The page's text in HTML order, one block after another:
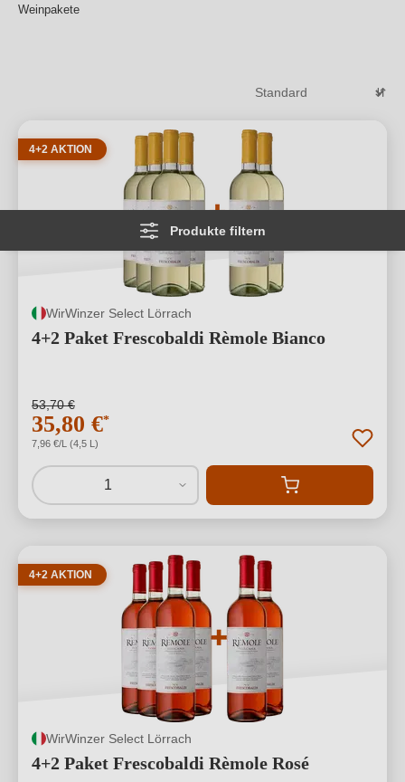
Bandbreite an Stilen und Aromen. Besonders beliebt sind
Weinpakete
Produkte filtern
4+2 AKTION
WirWinzer Select Lörrach
4+2 Paket Frescobaldi Rèmole Bianco
53,70 €
35,80 €*
7,96 €/L (4,5 L)
1
4+2 AKTION
WirWinzer Select Lörrach
4+2 Paket Frescobaldi Rèmole Rosé